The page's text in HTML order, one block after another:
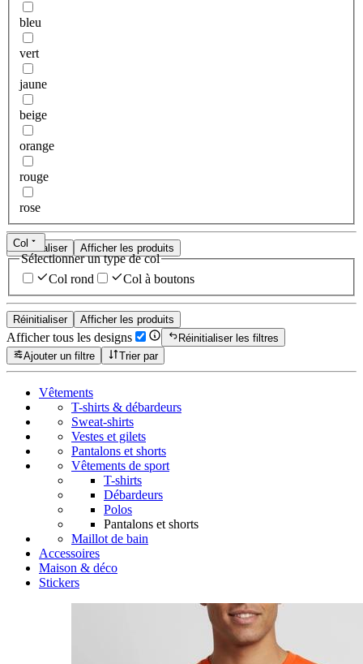
bleu
vert
jaune
beige
orange
rouge
rose
Réinitialiser Afficher les produits
Col
Sélectionner un type de col
Col rond
Col à boutons
Réinitialiser Afficher les produits
Afficher tous les designs
Réinitialiser les filtres
Ajouter un filtre
Trier par
Vêtements
T-shirts & débardeurs
Sweat-shirts
Vestes et gilets
Pantalons et shorts
Vêtements de sport
T-shirts
Débardeurs
Polos
Pantalons et shorts
Maillot de bain
Accessoires
Maison & déco
Stickers